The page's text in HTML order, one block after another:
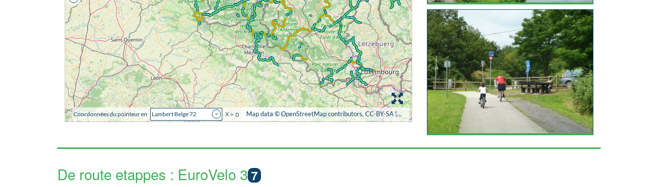
De route etappes : EuroVelo 3 7